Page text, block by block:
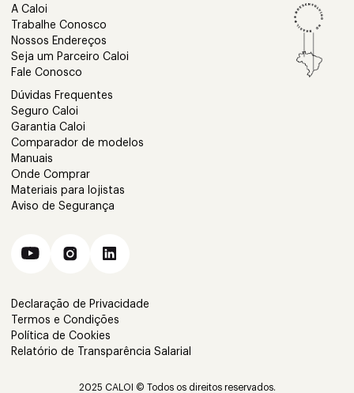
A Caloi
Trabalhe Conosco
Nossos Endereços
Seja um Parceiro Caloi
Fale Conosco
Dúvidas Frequentes
Seguro Caloi
Garantia Caloi
Comparador de modelos
Manuais
Onde Comprar
Materiais para lojistas
Aviso de Segurança
Declaração de Privacidade
Termos e Condições
Política de Cookies
Relatório de Transparência Salarial
2025 CALOI © Todos os direitos reservados.